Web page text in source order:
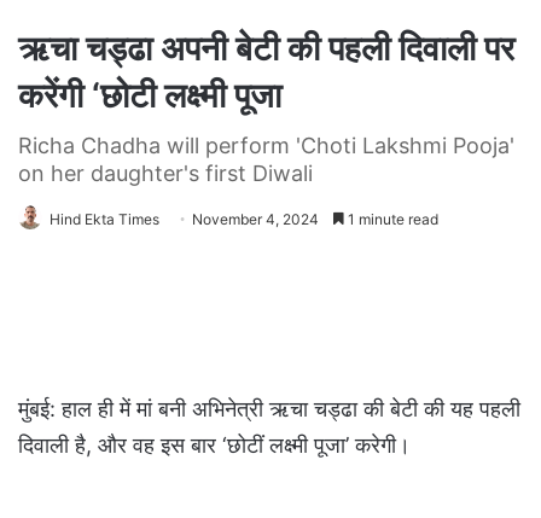
ऋचा चड्ढा अपनी बेटी की पहली दिवाली पर
करेंगी ‘छोटी लक्ष्मी पूजा
Richa Chadha will perform 'Choti Lakshmi Pooja'
on her daughter's first Diwali
Hind Ekta Times November 4, 2024 1 minute read
मुंबई: हाल ही में मां बनी अभिनेत्री ऋचा चड्ढा की बेटी की यह पहली
दिवाली है, और वह इस बार ‘छोटीं लक्ष्मी पूजा’ करेगी।